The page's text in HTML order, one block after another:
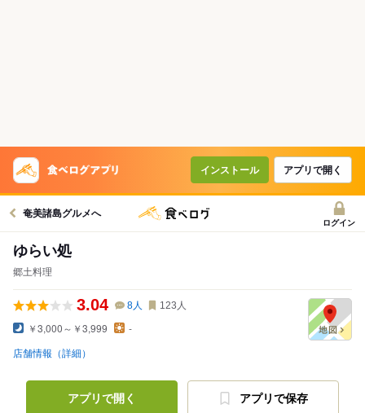
インストール アプリで開く
奄美諸島グルメへ
ログイン
ゆらい処
郷土料理
3.04 8人 123 人
￥3,000～￥3,999 -
店舗情報（詳細）
アプリで開く アプリで保存